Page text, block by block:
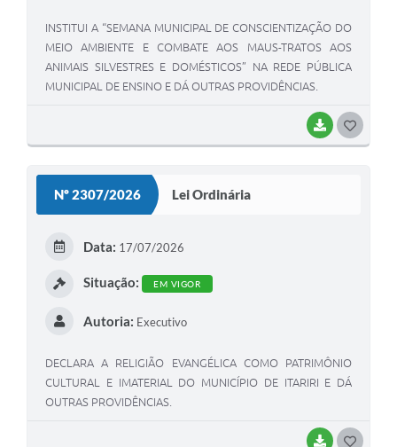
BAIXAR
INSTITUI A “SEMANA MUNICIPAL DE CONSCIENTIZAÇÃO DO
MEIO AMBIENTE E COMBATE AOS MAUS-TRATOS AOS
ANIMAIS SILVESTRES E DOMÉSTICOS” NA REDE PÚBLICA
MUNICIPAL DE ENSINO E DÁ OUTRAS PROVIDÊNCIAS.
Nº 2307/2026 Lei Ordinária
BAIXAR
Data: 17/07/2026
Situação: EM VIGOR
Autoria: Executivo
DECLARA A RELIGIÃO EVANGÉLICA COMO PATRIMÔNIO
CULTURAL E IMATERIAL DO MUNICÍPIO DE ITARIRI E DÁ
OUTRAS PROVIDÊNCIAS.